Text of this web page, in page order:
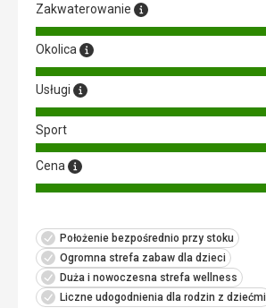
Zakwaterowanie
Okolica
Usługi
Sport
Cena
Położenie bezpośrednio przy stoku
Ogromna strefa zabaw dla dzieci
Duża i nowoczesna strefa wellness
Liczne udogodnienia dla rodzin z dziećmi